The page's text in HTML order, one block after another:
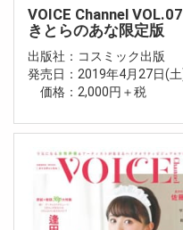
VOICE Channel
きとらのあな限定版
出版社：コスミック出版
発売日：2019年4月27日(
価格：2,000円＋税